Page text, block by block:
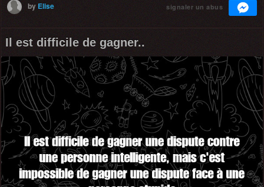
by Elise signaler un abus
Il est difficile de gagner..